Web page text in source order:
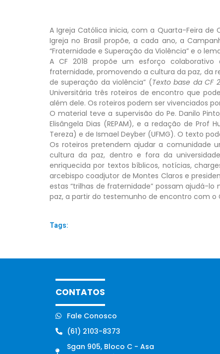
A Igreja Católica inicia, com a Quarta-Feira de
Igreja no Brasil propõe, a cada ano, a
“Fraternidade e Superação da Violência” e o
A CF 2018 propõe um esforço
fraternidade, promovendo a cultura da paz, da
de superação da violência” (Texto base da CF
Universitária três roteiros de encontro que
além dele. Os roteiros podem ser vivenciados
O material teve a supervisão do Pe. Danilo
Elisângela Dias (REPAM), e a redação de Prof
Tereza) e de Ismael Deyber (UFMG). O texto
Os roteiros pretendem ajudar a comunidade
cultura da paz, dentro e fora da
enriquecida por textos bíblicos, notícias,
arcebispo coadjutor de Montes Claros e
estas “trilhas de fraternidade” possam ajudá-
paz, a partir do testemunho de encontro com o
Tags:
CONTATOS
Fale Conosco
(61) 2103-8373
Sgan 905, Bloco C - Asa